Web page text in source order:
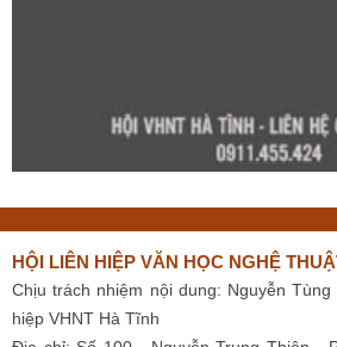
HỘI LIÊN HIỆP VĂN HỌC NGHỆ
Chịu trách nhiệm nội dung: Nguyễn
hiệp VHNT Hà Tĩnh